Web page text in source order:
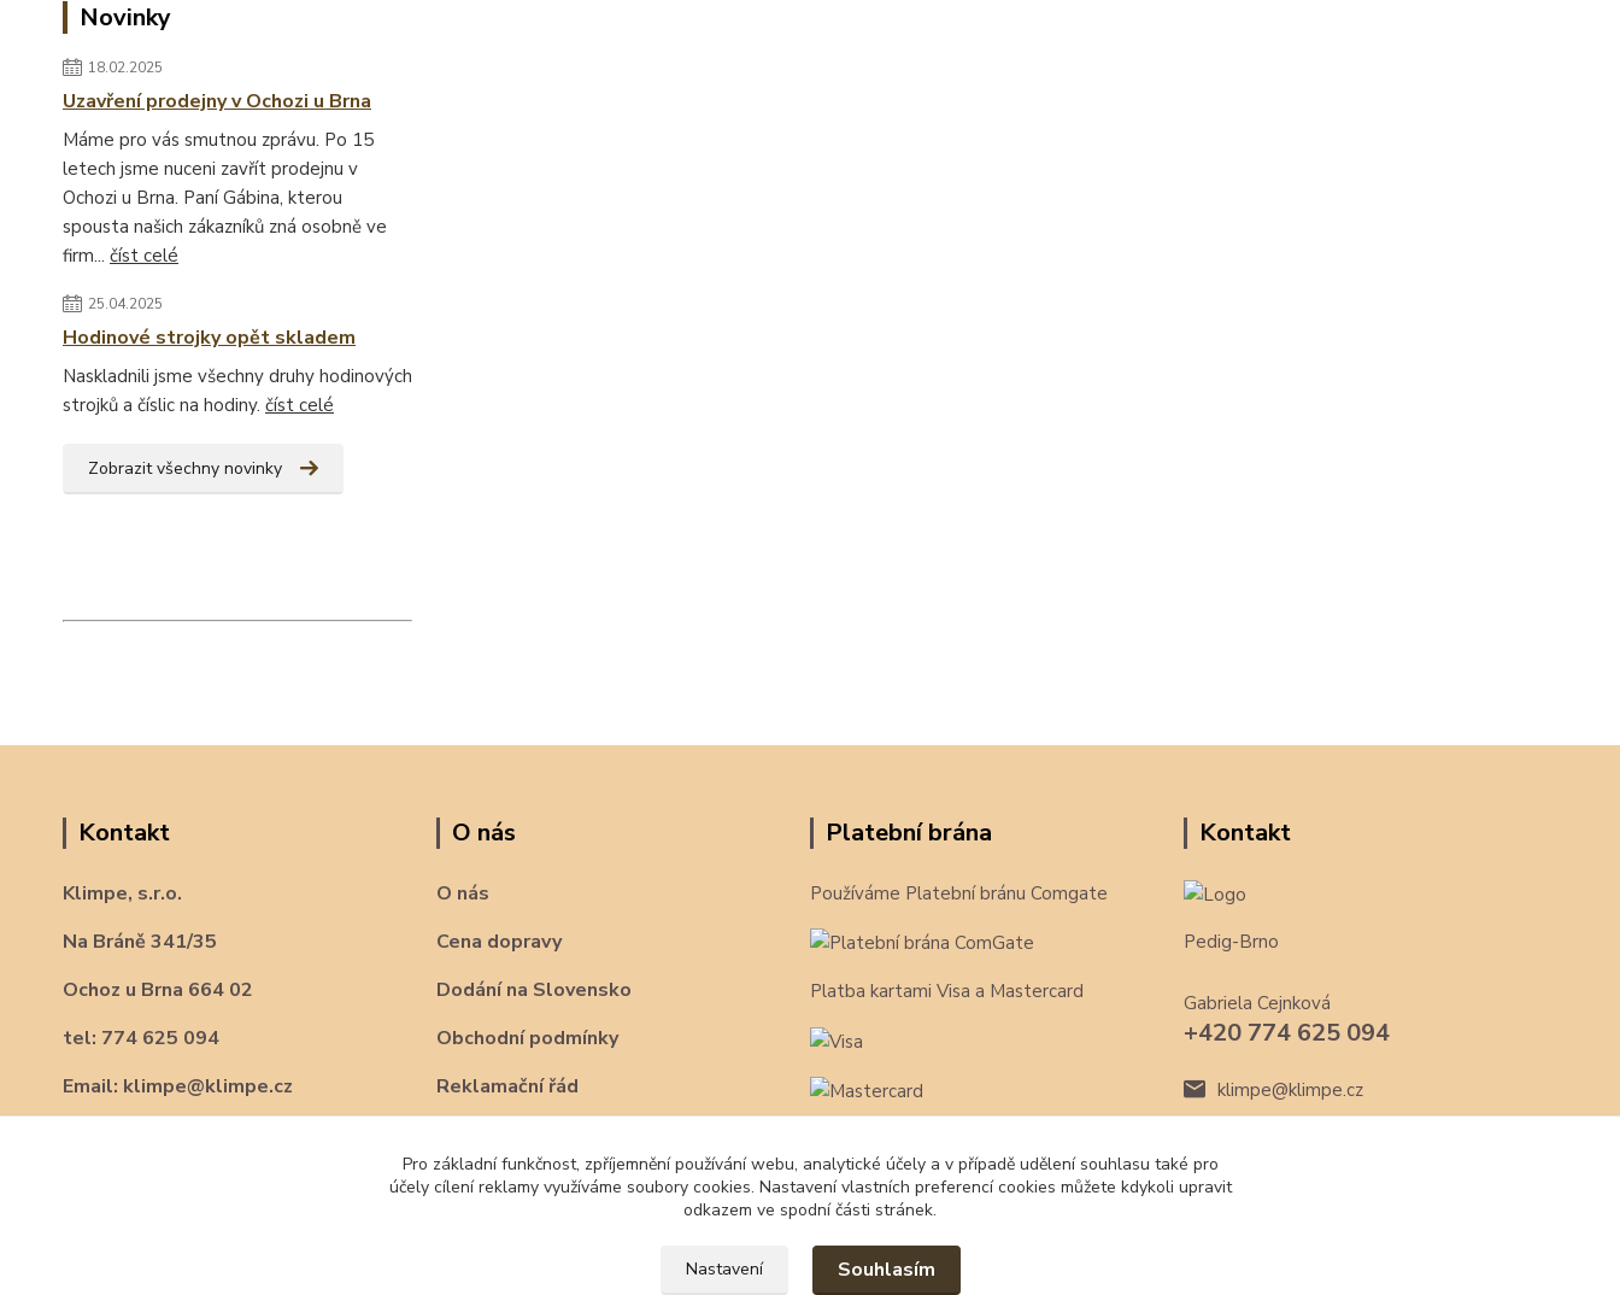
Novinky
18.02.2025
Uzavření prodejny v Ochozi u Brna
Máme pro vás smutnou zprávu. Po 15
letech jsme nuceni zavřít prodejnu v
Ochozi u Brna. Paní Gábina, kterou
spousta našich zákazníků zná osobně ve
firm... číst celé
25.04.2025
Hodinové strojky opět skladem
Naskladnili jsme všechny druhy hodinových
strojků a číslic na hodiny. číst celé
Zobrazit všechny novinky
Kontakt
Klimpe, s.r.o.
Na Bráně 341/35
Ochoz u Brna 664 02
tel: 774 625 094
Email: klimpe@klimpe.cz
O nás
O nás
Cena dopravy
Dodání na Slovensko
Obchodní podmínky
Reklamační řád
Platební brána
Používáme Platební bránu Comgate
Platba kartami Visa a Mastercard
Kontakt
Pedig-Brno
Gabriela Cejnková
+420 774 625 094
klimpe@klimpe.cz
Pro základní funkčnost, zpříjemnění používání webu, analytické účely a v případě udělení souhlasu také pro
účely cílení reklamy využíváme soubory cookies. Nastavení vlastních preferencí cookies můžete kdykoli upravit
odkazem ve spodní části stránek.
Nastavení Souhlasím